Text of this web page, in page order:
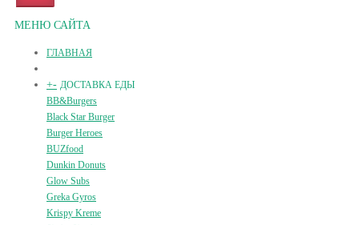
МЕНЮ САЙТА
ГЛАВНАЯ
+- ДОСТАВКА ЕДЫ
BB&Burgers
Black Star Burger
Burger Heroes
BUZfood
Dunkin Donuts
Glow Subs
Greka Gyros
Krispy Kreme